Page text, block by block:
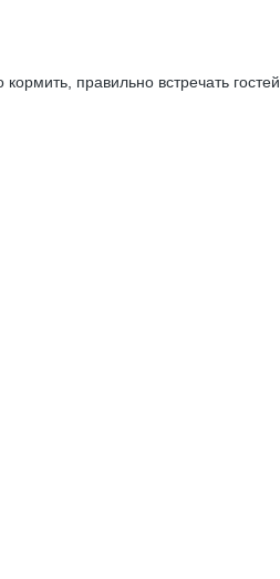
правильно встречать гостей.